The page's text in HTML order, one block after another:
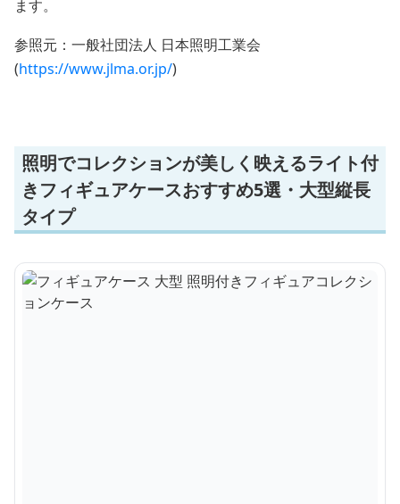
ます。
参照元：一般社団法人 日本照明工業会
(https://www.jlma.or.jp/)
照明でコレクションが美しく映えるライト付
きフィギュアケースおすすめ5選・大型縦長
タイプ